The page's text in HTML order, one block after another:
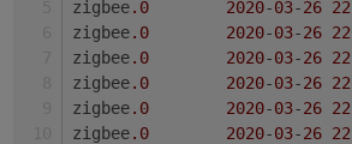
zigbee.0 2020-03-26 22
zigbee.0 2020-03-26 22
zigbee.0 2020-03-26 22
zigbee.0 2020-03-26 22
zigbee.0 2020-03-26 22
zigbee.0 2020-03-26 22